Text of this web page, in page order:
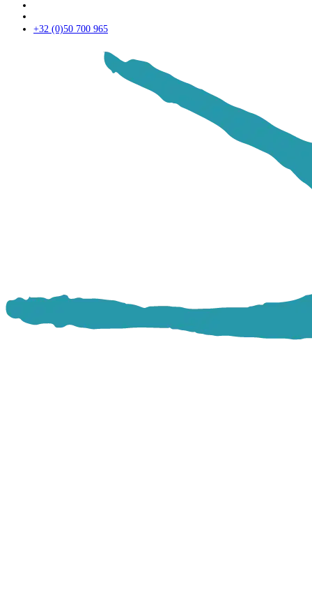
+32 (0)50 700 965